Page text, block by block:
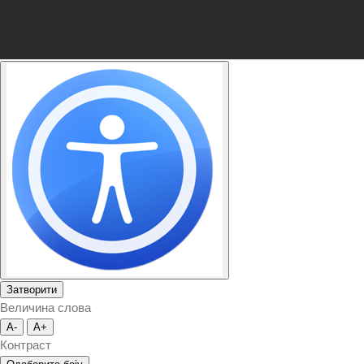
Затворити
Величина слова
A- A+
Контраст